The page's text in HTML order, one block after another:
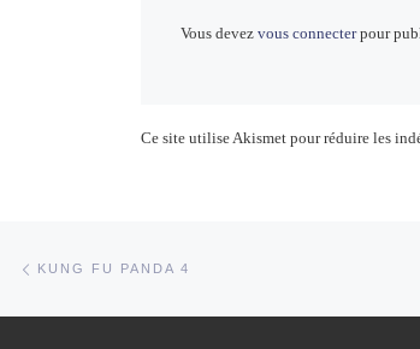
Vous devez vous connecterpour
Ce site utilise Akismet pour réduire les
Parcourir les articles
KUNG FU PANDA 4